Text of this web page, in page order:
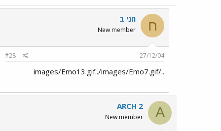
ח חני ב
New member
27/12/04
#28
../images/Emo13.gif../images/Emo7.gif
A
ARCH 2
New member